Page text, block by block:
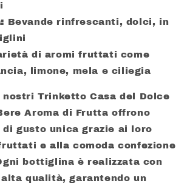
Bevande rinfrescanti, dolci, in
di aromi fruttati come
limone, mela e ciliegia
nostri Trinketto Casa del Dolce
Aroma di Frutta offrono
di gusto unica grazie ai loro
e alla comoda confezione
bottiglina è realizzata con
qualità, garantendo un